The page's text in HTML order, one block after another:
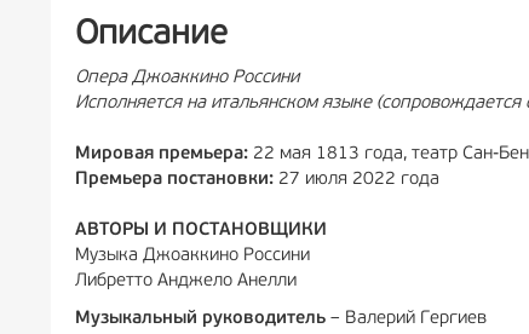
Описание
Oпера Джоаккино Россини
Исполняется на итальянском языке
Мировая премьера: 22 мая 1813 года, театр Сан-
Премьера постановки: 27 июля 2022 года
АВТОРЫ И ПОСТАНОВЩИКИ
Музыка Джоаккино Россини
Либретто Анджело Анелли
Музыкальный руководитель – Валерий Гергиев